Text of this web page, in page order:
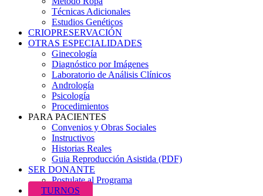
Técnicas Adicionales
Estudios Genéticos
CRIOPRESERVACIÓN
OTRAS ESPECIALIDADES
Ginecología
Diagnóstico por Imágenes
Laboratorio de Análisis Clínicos
Andrología
Psicología
Procedimientos
PARA PACIENTES
Convenios y Obras Sociales
Instructivos
Historias Reales
Guia Reproducción Asistida (PDF)
SER DONANTE
Postulate al Programa
TURNOS